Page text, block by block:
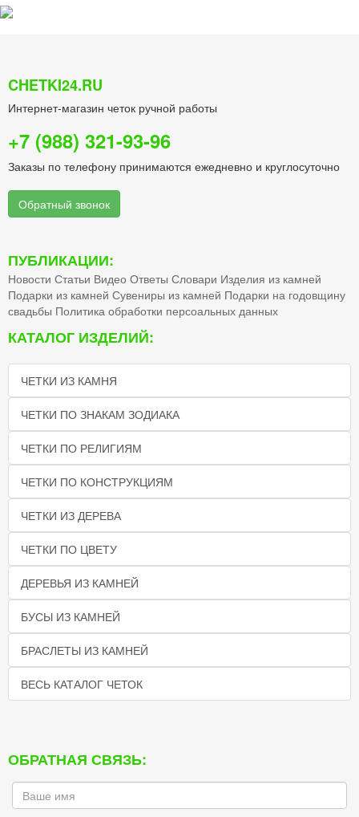
CHETKI24.RU
Интернет-магазин четок ручной работы
+7 (988) 321-93-96
Заказы по телефону принимаются ежедневно и круглосуточно
Обратный звонок
ПУБЛИКАЦИИ:
Новости Статьи Видео Ответы Словари Изделия из камней
Подарки из камней Сувениры из камней Подарки на годовщину
свадьбы Политика обработки персоальных данных
КАТАЛОГ ИЗДЕЛИЙ:
ЧЕТКИ ИЗ КАМНЯ
ЧЕТКИ ПО ЗНАКАМ ЗОДИАКА
ЧЕТКИ ПО РЕЛИГИЯМ
ЧЕТКИ ПО КОНСТРУКЦИЯМ
ЧЕТКИ ИЗ ДЕРЕВА
ЧЕТКИ ПО ЦВЕТУ
ДЕРЕВЬЯ ИЗ КАМНЕЙ
БУСЫ ИЗ КАМНЕЙ
БРАСЛЕТЫ ИЗ КАМНЕЙ
ВЕСЬ КАТАЛОГ ЧЕТОК
ОБРАТНАЯ СВЯЗЬ: